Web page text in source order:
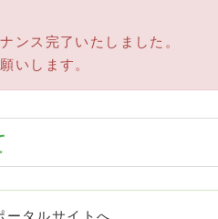
ンス完了いたしました。
いします。
ータルサイトへ